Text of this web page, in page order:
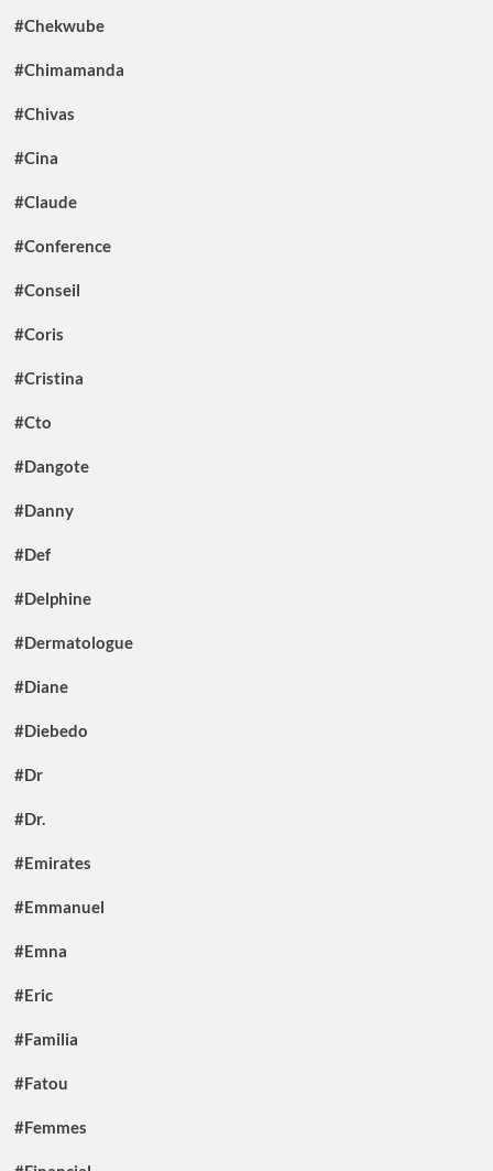
#Chekwube
#Chimamanda
#Chivas
#Cina
#Claude
#Conference
#Conseil
#Coris
#Cristina
#Cto
#Dangote
#Danny
#Def
#Delphine
#Dermatologue
#Diane
#Diebedo
#Dr
#Dr.
#Emirates
#Emmanuel
#Emna
#Eric
#Familia
#Fatou
#Femmes